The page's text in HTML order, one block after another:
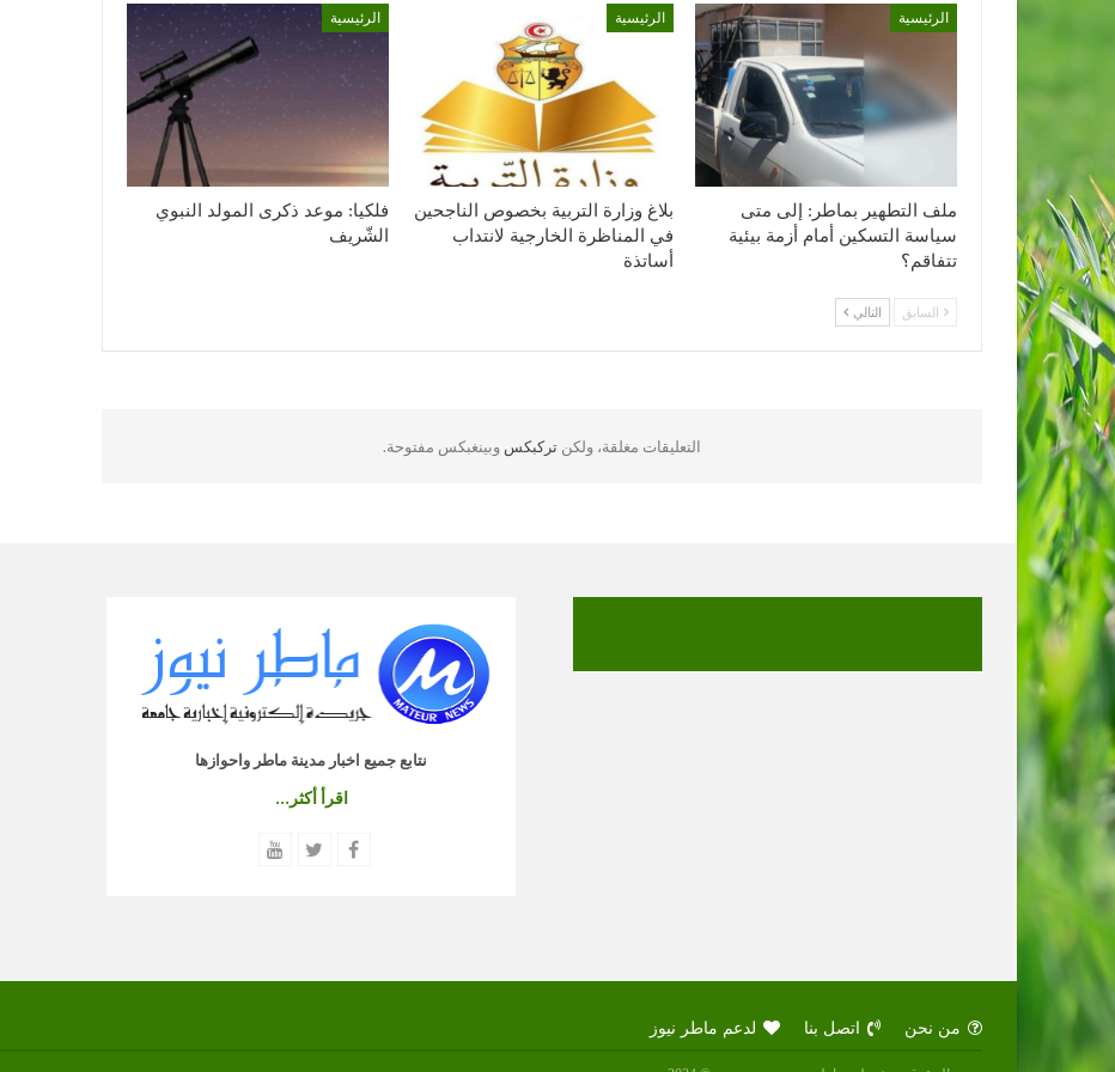
الرئيسية
ملف التطهير بماطر: إلى متى
سياسة التسكين أمام أزمة بيئية
تتفاقم؟
الرئيسية
بلاغ وزارة التربية بخصوص الناجحين
في المناظرة الخارجية لانتداب
أساتذة
الرئيسية
فلكيا: موعد ذكرى المولد النبوي
الشّريف
السابق التالي
التعليقات مغلقة، ولكن تركبكس وبينغبكس مفتوحة.
نتابع جميع اخبار مدينة ماطر واحوازها
اقرأ أكثر...
من نحن اتصل بنا لدعم ماطر نيوز